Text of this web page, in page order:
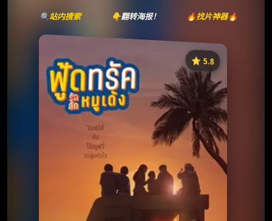
🔍站内搜索 👇翻转海报！ 🔥找片神器🔥
⭐️ 5.8
《餐车情缘：偷心弹跳猪》
⭐
收藏
⭐️ 评分：5.8 | 🎬 2025年